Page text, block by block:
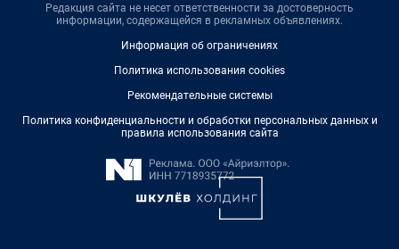
Редакция сайта не несет ответственности за достоверность
информации, содержащейся в рекламных объявлениях.
Информация об ограничениях
Политика использования cookies
Рекомендательные системы
Политика конфиденциальности и обработки персональных данных и
правила использования сайта